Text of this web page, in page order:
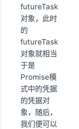
futureTask
对象，此时
的
futureTask
对象就相当
于是
Promise模
式中的凭据
的凭据对
象，随后，
我们便可以